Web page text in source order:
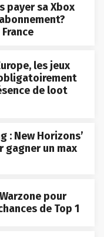
payer sa Xbox
les jeux
de loot
: New Horizons’
gagner un max
pour
de Top 1